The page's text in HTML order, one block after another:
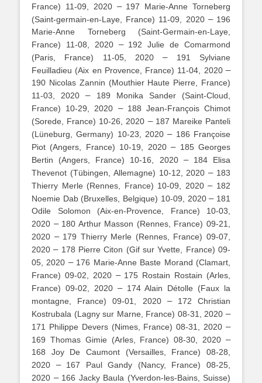
France) 11-09, 2020– 197 Marie-Anne Torneberg
(Saint-germain-en-Laye, France) 11-09, 2020– 196
Marie-Anne Torneberg (Saint-Germain-en-Laye,
France) 11-08, 2020– 192 Julie de Comarmond
(Paris, France) 11-05, 2020 –
191 Sylviane
Feuilladieu (Aix en Provence, France) 11-04, 2020–
190 Nicolas Zannin (Mouthier Haute Pierre, France)
11-03, 2020 –
189 Monika Sander (Saint-Cloud,
France) 10-29, 2020 – 188 Jean-François Chimot
(Sorede, France) 10-26, 2020 – 187 Mareike Panteli
(Lüneburg, Germany) 10-23, 2020 – 186 Françoise
Piot (Angers, France) 10-19, 2020– 185 Georges
Bertin (Angers, France) 10-16, 2020– 184 Elisa
Thevenot (Tübingen, Allemagne) 10-12, 2020 – 183
Thierry Merle (Rennes, France) 10-09, 2020– 182
Noemie Dab (Bruxelles, Belgique) 10-09, 2020– 181
Odile Solomon (Aix-en-Provence, France) 10-03,
2020 – 180 Arthur Masson (Rennes, France) 09-21,
2020 – 179 Thierry Merle (Rennes, France) 09-07,
2020 – 178 Pierre Citon (Gif sur Yvette, France) 09-
05, 2020 – 176 Marie-Anne Baste Morand (Clamart,
France) 09-02, 2020– 175 Rostain Rostain (Arles,
France) 09-02, 2020– 174 Alain Détolle (Faux la
montagne, France) 09-01, 2020–
172 Christian
Kostrubala (Lagny sur Marne, France) 08-31, 2020 –
171 Philippe Devers (Nimes, France) 08-31, 2020 –
169 Thomas Gimie (Arles, France) 08-30, 2020 –
168 Joy De Caumont (Versailles, France) 08-28,
2020 – 167 Paul Gandy (Nancy, France) 08-25,
2020 – 166 Jacky Baula (Yverdon-les-Bains, Suisse)